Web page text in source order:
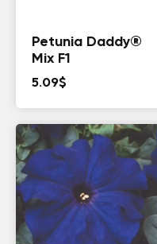
Petunia Daddy®
Mix F1
5.09$